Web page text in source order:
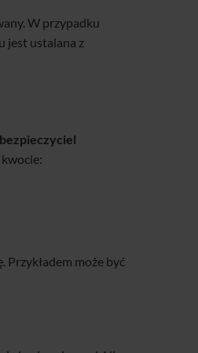
W przypadku
jest ustalana z
kwocie:
może być